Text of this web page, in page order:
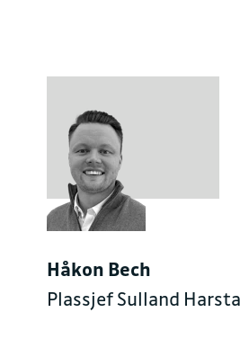
Håkon Bech
Plassjef Sulland